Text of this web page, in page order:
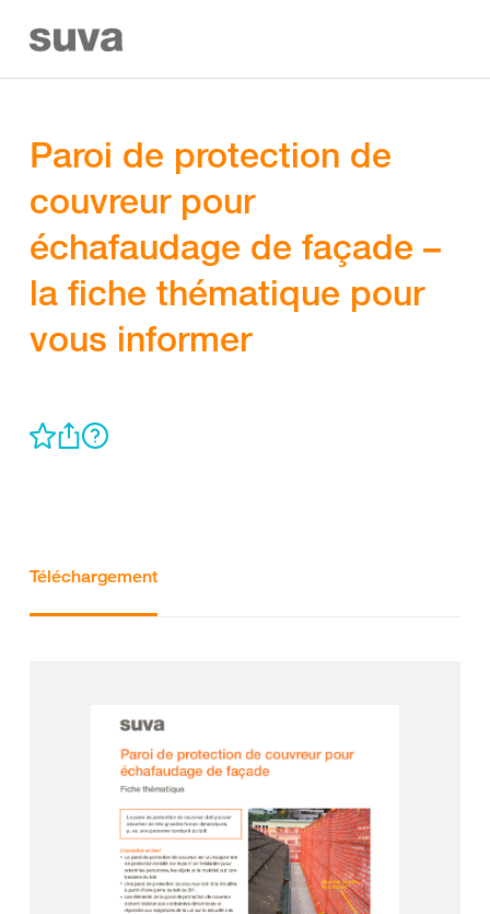
Paroi de protection de
couvreur pour
échafaudage de façade –
la fiche thématique pour
vous informer
Téléchargement